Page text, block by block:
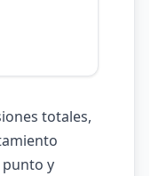
totales,
punto y